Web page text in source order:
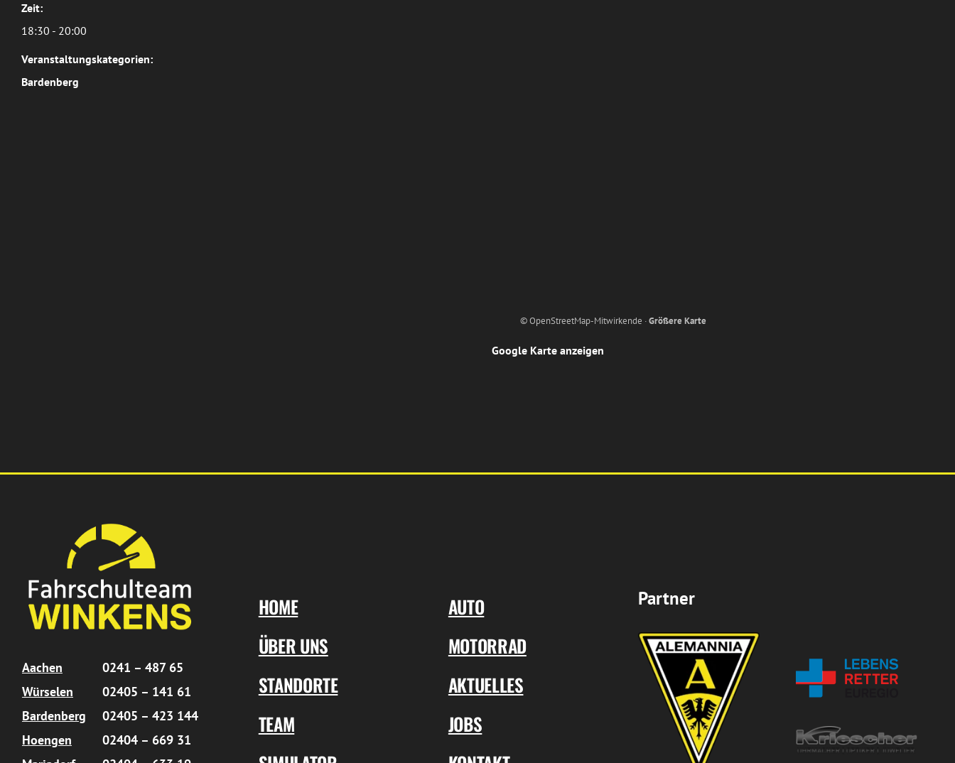
Zeit:
18:30 - 20:00
Veranstaltungskategorien:
Bardenberg
© OpenStreetMap-Mitwirkende ·Größere Karte
Google Karte anzeigen
Aachen
0241 – 487 65
Würselen
02405 – 141 61
Bardenberg
02405 – 423 144
Hoengen
02404 – 669 31
HOME
ÜBER UNS
STANDORTE
TEAM
AUTO
MOTORRAD
AKTUELLES
JOBS
Partner